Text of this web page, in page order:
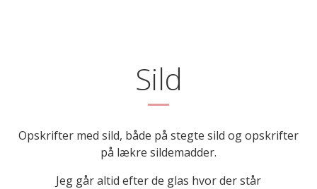
Sild
Opskrifter med sild, både på stegte sild og opskrifter
på lækre sildemadder.
Jeg går altid efter de glas hvor der står